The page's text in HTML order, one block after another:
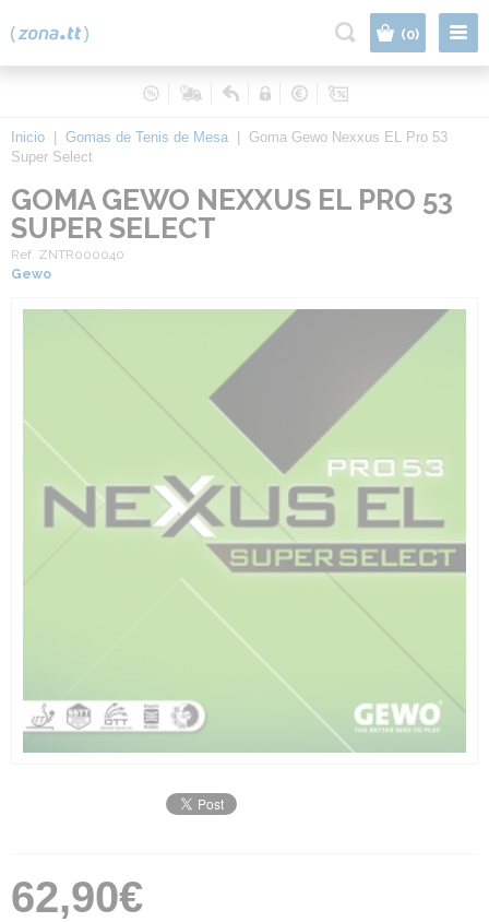
(0)
Inicio Gomas de Tenis de Mesa
Goma Gewo Nexxus EL Pro 53
Super Select
GOMA GEWO NEXXUS EL PRO 53
SUPER SELECT
Ref. ZNTR000040
Gewo
62,90€